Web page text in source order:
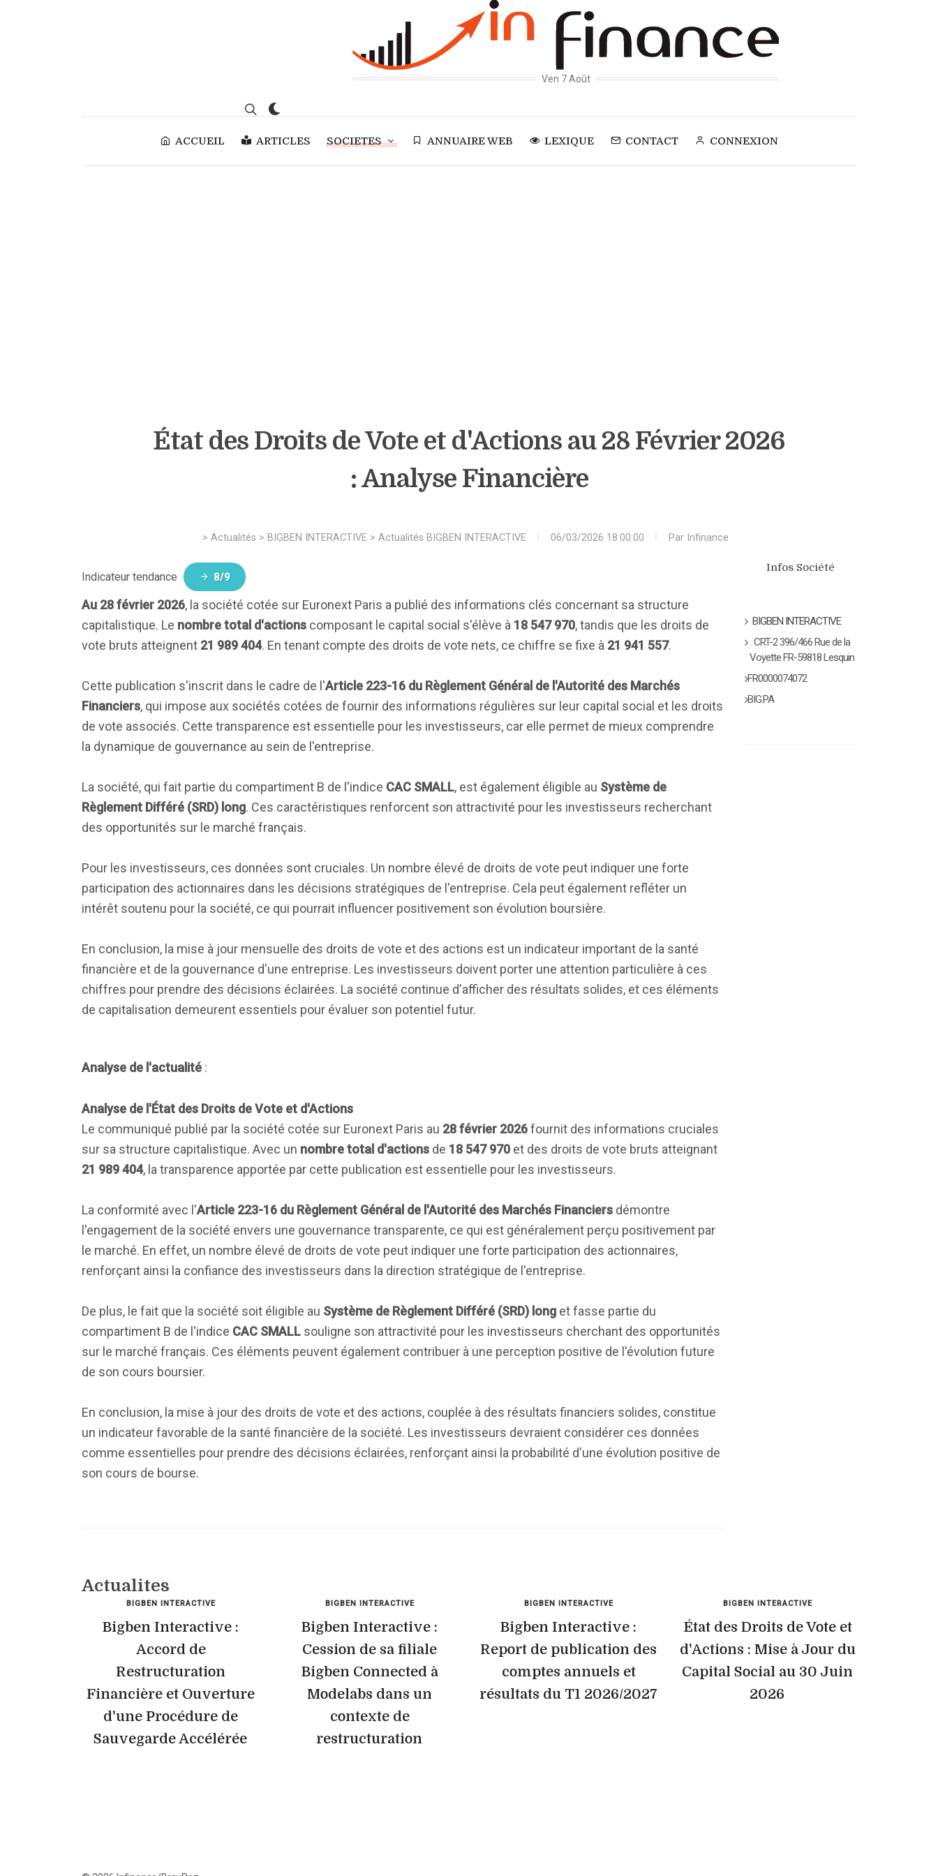
Ven 7 Août
ACCUEIL ARTICLES SOCIETES ANNUAIRE WEB LEXIQUE CONTACT CONNEXION
État des Droits de Vote et d'Actions au 28 Février 2026
: Analyse Financière
> Actualités > BIGBEN INTERACTIVE > Actualités BIGBEN INTERACTIVE 06/03/2026 18:00:00 Par Infinance
Indicateur tendance 8/9
Au 28 février 2026, la société cotée sur Euronext Paris a publié des informations clés concernant sa structure
capitalistique. Le nombre total d'actions composant le capital social s'élève à 18 547 970, tandis que les droits de
vote bruts atteignent 21 989 404. En tenant compte des droits de vote nets, ce chiffre se fixe à 21 941 557.
Cette publication s'inscrit dans le cadre de l'Article 223-16 du Règlement Général de l'Autorité des Marchés
Financiers, qui impose aux sociétés cotées de fournir des informations régulières sur leur capital social et les droits
de vote associés. Cette transparence est essentielle pour les investisseurs, car elle permet de mieux comprendre
la dynamique de gouvernance au sein de l'entreprise.
La société, qui fait partie du compartiment B de l'indice CAC SMALL, est également éligible au Système de
Règlement Différé (SRD) long. Ces caractéristiques renforcent son attractivité pour les investisseurs recherchant
des opportunités sur le marché français.
Pour les investisseurs, ces données sont cruciales. Un nombre élevé de droits de vote peut indiquer une forte
participation des actionnaires dans les décisions stratégiques de l'entreprise. Cela peut également refléter un
intérêt soutenu pour la société, ce qui pourrait influencer positivement son évolution boursière.
En conclusion, la mise à jour mensuelle des droits de vote et des actions est un indicateur important de la santé
financière et de la gouvernance d'une entreprise. Les investisseurs doivent porter une attention particulière à ces
chiffres pour prendre des décisions éclairées. La société continue d'afficher des résultats solides, et ces éléments
de capitalisation demeurent essentiels pour évaluer son potentiel futur.
Analyse de l'actualité :
Analyse de l'État des Droits de Vote et d'Actions
Le communiqué publié par la société cotée sur Euronext Paris au 28 février 2026fournit des informations cruciales
sur sa structure capitalistique. Avec un nombre total d'actions de 18 547 970 et des droits de vote bruts atteignant
21 989 404, la transparence apportée par cette publication est essentielle pour les investisseurs.
La conformité avec l'Article 223-16 du Règlement Général de l'Autorité des Marchés Financiers démontre
l'engagement de la société envers une gouvernance transparente, ce qui est généralement perçu positivement par
le marché. En effet, un nombre élevé de droits de vote peut indiquer une forte participation des actionnaires,
renforçant ainsi la confiance des investisseurs dans la direction stratégique de l'entreprise.
De plus, le fait que la société soit éligible au Système de Règlement Différé (SRD) long et fasse partie du
compartiment B de l'indice CAC SMALL souligne son attractivité pour les investisseurs cherchant des opportunités
sur le marché français. Ces éléments peuvent également contribuer à une perception positive de l'évolution future
de son cours boursier.
En conclusion, la mise à jour des droits de vote et des actions, couplée à des résultats financiers solides, constitue
un indicateur favorable de la santé financière de la société. Les investisseurs devraient considérer ces données
comme essentielles pour prendre des décisions éclairées, renforçant ainsi la probabilité d'une évolution positive de
son cours de bourse.
Infos Société
BIGBEN INTERACTIVE
CRT-2 396/466 Rue de la
Voyette FR-59818 Lesquin
FR0000074072
BIG.PA
Actualites
BIGBEN INTERACTIVE
Bigben Interactive :
Accord de
Restructuration
Financière et Ouverture
d'une Procédure de
Sauvegarde Accélérée
BIGBEN INTERACTIVE
Bigben Interactive :
Cession de sa filiale
Bigben Connected à
Modelabs dans un
contexte de
restructuration
BIGBEN INTERACTIVE
Bigben Interactive :
Report de publication des
comptes annuels et
résultats du T1 2026/2027
BIGBEN INTERACTIVE
État des Droits de Vote et
d'Actions : Mise à Jour du
Capital Social au 30 Juin
2026